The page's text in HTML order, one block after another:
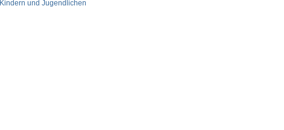
Kindern und Jugendlichen